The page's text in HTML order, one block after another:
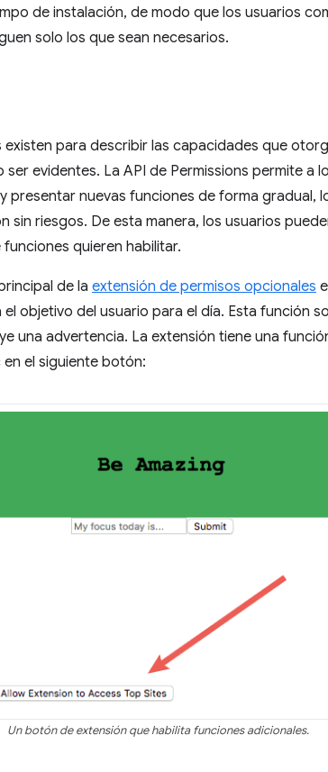
de instalación, de modo que los usuarios
solo los que sean necesarios.
para describir las capacidades que
evidentes. La API de Permissions permite a
presentar nuevas funciones de forma gradual,
sin riesgos. De esta manera, los usuarios
quieren habilitar.
de la extensión de permisos opcionales
objetivo del usuario para el día. Esta función
una advertencia. La extensión tiene una
el siguiente botón:
Un botón de extensión que habilita funciones adicionales.